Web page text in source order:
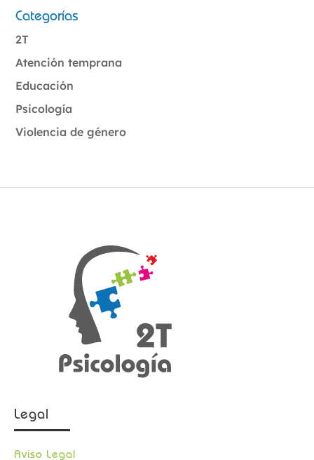
Categorías
2T
Atención temprana
Educación
Psicología
Violencia de género
Legal
Aviso Legal